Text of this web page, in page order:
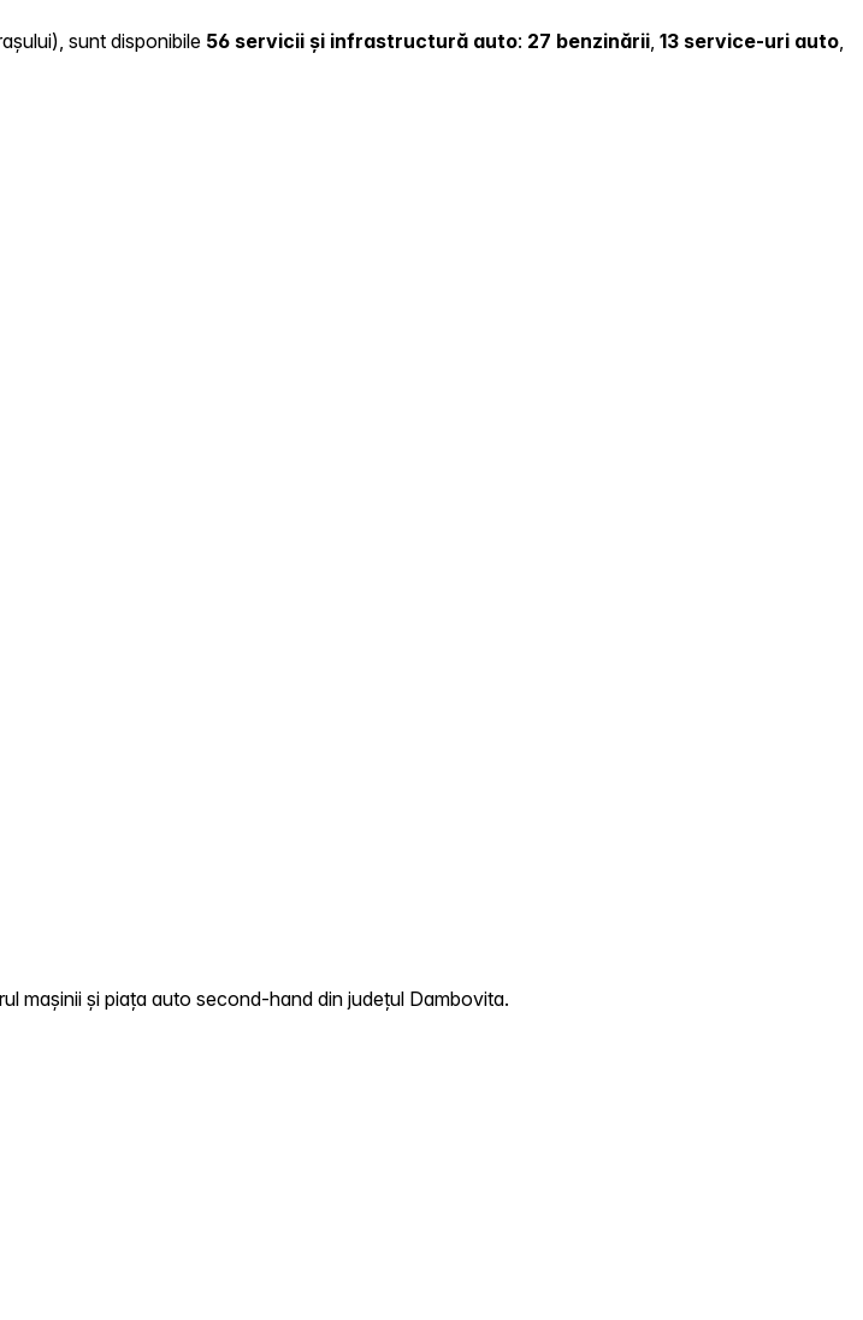
sunt disponibile 56 servicii și infrastructură auto: 27 benzinării, 13 service-uri auto,
mașinii și piața auto second-hand din județul Dambovita.